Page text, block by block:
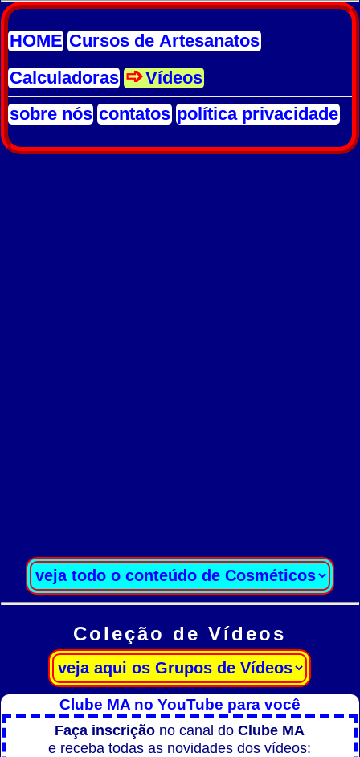
HOME Cursos de Artesanatos
Calculadoras
Vídeos
sobre nós contatos política privacidade
Coleção de Vídeos
Clube MA no YouTube para você
Faça inscrição no canal doClube MA
e receba todas as novidades dos vídeos: